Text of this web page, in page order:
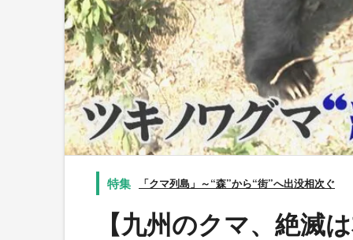
「クマ列島」～“森”から“街”へ出没相次ぐ
【九州のクマ、絶滅